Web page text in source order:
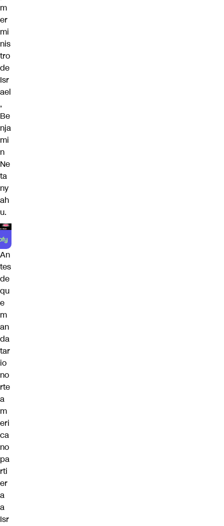
m
er
mi
nis
tro
de
Isr
ael
,
Be
nja
mi
n
Ne
ta
ny
ah
u.
An
tes
de
qu
e
m
an
da
tar
io
no
rte
a
m
eri
ca
no
pa
rti
er
a
a
Isr